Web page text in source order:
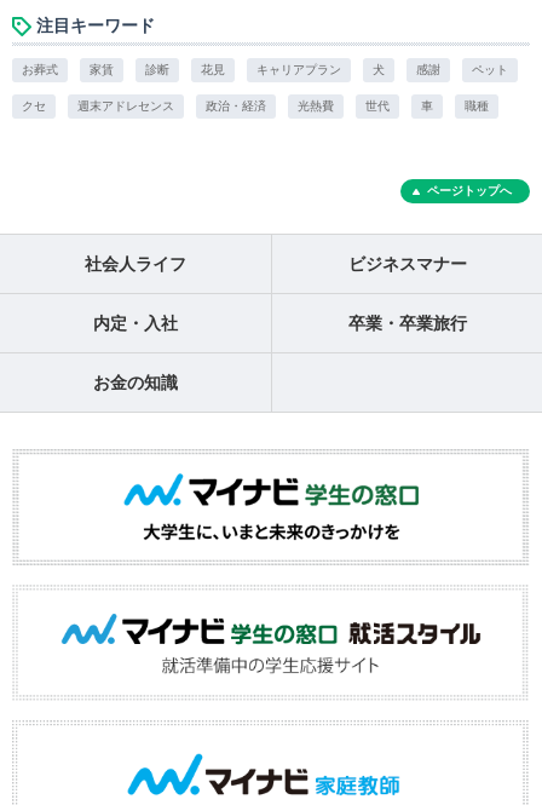
注目キーワード
お葬式 家賃 診断 花見 キャリアプラン 犬 感謝 ペット
クセ 週末アドレセンス 政治・経済 光熱費 世代 車 職種
ページトップへ
社会人ライフ ビジネスマナー
内定・入社 卒業・卒業旅行
お金の知識